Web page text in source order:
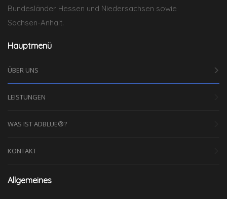
Bundesländer Hessen und Niedersachsen sowie
Sachsen-Anhalt.
Hauptmenü
ÜBER UNS
LEISTUNGEN
WAS IST ADBLUE®?
KONTAKT
Allgemeines